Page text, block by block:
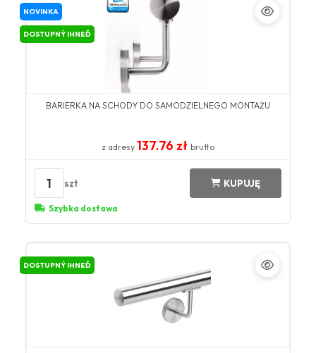
NOVINKA
DOSTUPNÝ IHNEĎ
BARIERKA NA SCHODY DO SAMODZIELNEGO MONTAŻU
z adresy 137.76 zł brutto
1 szt KUPUJĘ
Szybka dostawa
DOSTUPNÝ IHNEĎ